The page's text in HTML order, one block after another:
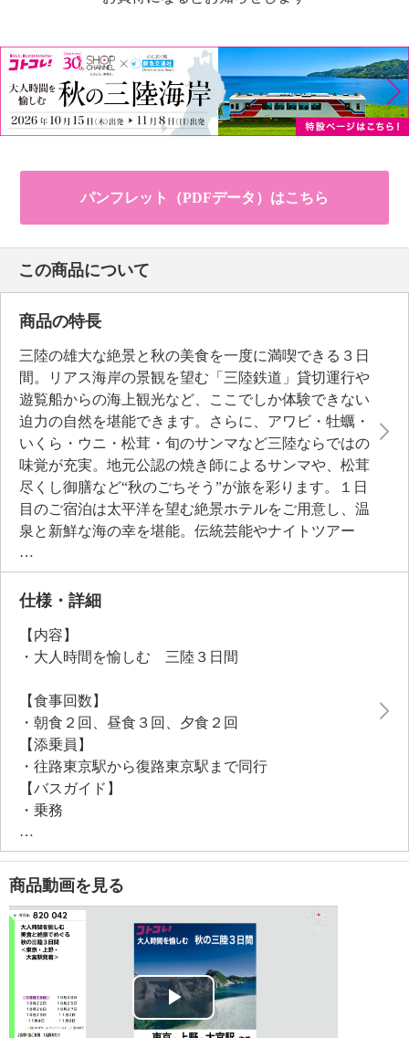
パンフレット（PDFデータ）はこちら
この商品について
商品の特長
三陸の雄大な絶景と秋の美食を一度に満喫できる３日
間。リアス海岸の景観を望む「三陸鉄道」貸切運行や
遊覧船からの海上観光など、ここでしか体験できない
迫力の自然を堪能できます。さらに、アワビ・牡蠣・
いくら・ウニ・松茸・旬のサンマなど三陸ならではの
味覚が充実。地元公認の焼き師によるサンマや、松茸
尽くし御膳など“秋のごちそう”が旅を彩ります。１日
目のご宿泊は太平洋を望む絶景ホテルをご用意し、温
泉と新鮮な海の幸を堪能。伝統芸能やナイトツアー
（希望者のみ）など文化・自然体験も充実した、心に
残る特別な旅です。
仕様・詳細
【内容】
・大人時間を愉しむ 三陸３日間
【食事回数】
・朝食２回、昼食３回、夕食２回
【添乗員】
・往路東京駅から復路東京駅まで同行
【バスガイド】
・乗務
【最少催行人員】
・各出発日共２０名様
【利用予定バス会社】
・西北交通または東北エリア利用バス会社（阪急交通
社基準）
【送付資料】
・お振込みのご案内
・国内旅行参加申込書兼国内旅行傷害保険契約加入手
続書（人数分）
・パンフレット（人数分）
商品動画を見る
Play